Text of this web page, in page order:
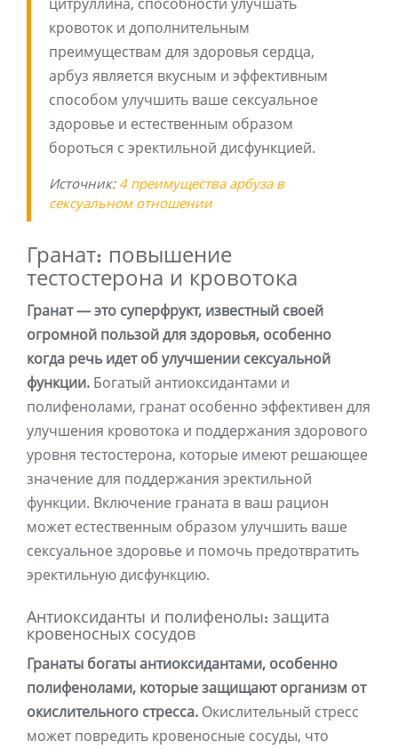
кровоток и дополнительным
преимуществам для здоровья сердца,
арбуз является вкусным и эффективным
способом улучшить ваше сексуальное
здоровье и естественным образом
бороться с эректильной дисфункцией.
Источник: 4 преимущества арбуза в
сексуальном отношении
Гранат: повышение
тестостерона и кровотока
Гранат — это суперфрукт, известный своей
огромной пользой для здоровья, особенно
когда речь идет об улучшении сексуальной
функции. Богатый антиоксидантами и
полифенолами, гранат особенно эффективен для
улучшения кровотока и поддержания здорового
уровня тестостерона, которые имеют решающее
значение для поддержания эректильной
функции. Включение граната в ваш рацион
может естественным образом улучшить ваше
сексуальное здоровье и помочь предотвратить
эректильную дисфункцию.
Антиоксиданты и полифенолы: защита
кровеносных сосудов
Гранаты богаты антиоксидантами, особенно
полифенолами, которые защищают организм от
окислительного стресса. Окислительный стресс
может повредить кровеносные сосуды, что